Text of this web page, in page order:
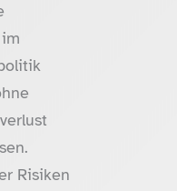
Risiken